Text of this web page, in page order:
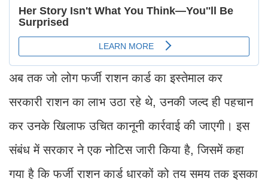
अब तक जो लोग फर्जी राशन कार्ड का इस्तेमाल कर
सरकारी राशन का लाभ उठा रहे थे, उनकी जल्द ही पहचान
कर उनके खिलाफ उचित कानूनी कार्रवाई की जाएगी। इस
संबंध में सरकार ने एक नोटिस जारी किया है, जिसमें कहा
गया है कि फर्जी राशन कार्ड धारकों को तय समय तक इसका